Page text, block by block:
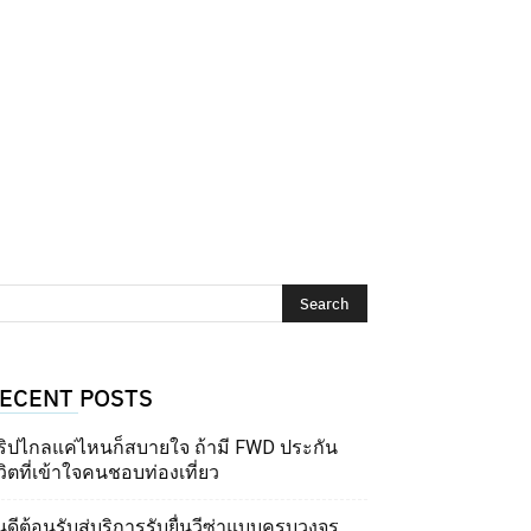
POSTS
ปไกลแค่ไหนก็สบายใจ ถ้ามี FWD ประกัน
ตที่เข้าใจคนชอบท่องเที่ยว